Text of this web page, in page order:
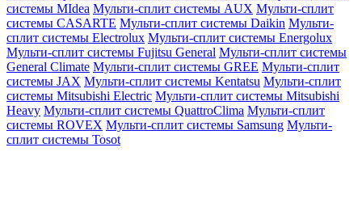
системы MIdea Мульти-сплит системы AUX Мульти-сплит
системы CASARTE Мульти-сплит системы Daikin Мульти-
сплит системы Electrolux Мульти-сплит системы Energolux
Мульти-сплит системы Fujitsu General Мульти-сплит системы
General Climate Мульти-сплит системы GREE Мульти-сплит
системы JAX Мульти-сплит системы Kentatsu Мульти-сплит
системы Mitsubishi Electric Мульти-сплит системы Mitsubishi
Heavy Мульти-сплит системы QuattroClima Мульти-сплит
системы ROVEX Мульти-сплит системы Samsung Мульти-
сплит системы Tosot